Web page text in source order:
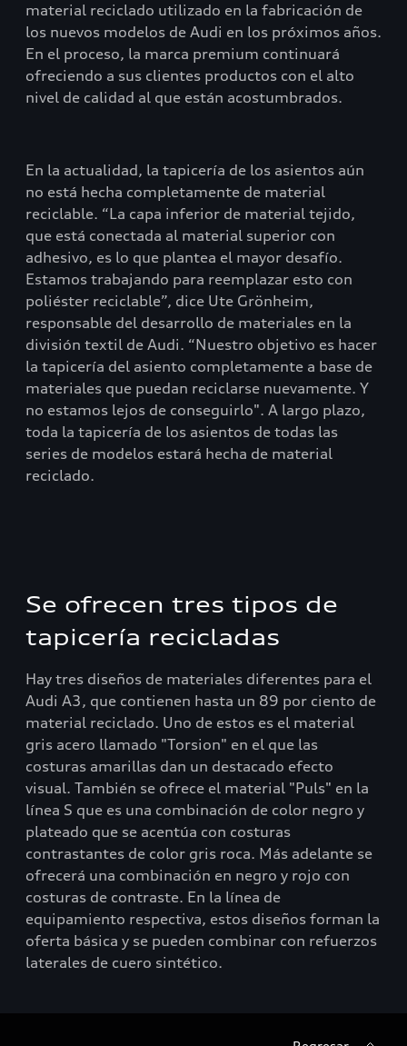
material reciclado utilizado en la fabricación de
los nuevos modelos de Audi en los próximos años.
En el proceso, la marca premium continuará
ofreciendo a sus clientes productos con el alto
nivel de calidad al que están acostumbrados.
En la actualidad, la tapicería de los asientos aún
no está hecha completamente de material
reciclable. “La capa inferior de material tejido,
que está conectada al material superior con
adhesivo, es lo que plantea el mayor desafío.
Estamos trabajando para reemplazar esto con
poliéster reciclable”, dice Ute Grönheim,
responsable del desarrollo de materiales en la
división textil de Audi. “Nuestro objetivo es hacer
la tapicería del asiento completamente a base de
materiales que puedan reciclarse nuevamente. Y
no estamos lejos de conseguirlo". A largo plazo,
toda la tapicería de los asientos de todas las
series de modelos estará hecha de material
reciclado.
Se ofrecen tres tipos de
tapicería recicladas
Hay tres diseños de materiales diferentes para el
Audi A3, que contienen hasta un 89 por ciento de
material reciclado. Uno de estos es el material
gris acero llamado "Torsion" en el que las
costuras amarillas dan un destacado efecto
visual. También se ofrece el material "Puls" en la
línea S que es una combinación de color negro y
plateado que se acentúa con costuras
contrastantes de color gris roca. Más adelante se
ofrecerá una combinación en negro y rojo con
costuras de contraste. En la línea de
equipamiento respectiva, estos diseños forman la
oferta básica y se pueden combinar con refuerzos
laterales de cuero sintético.